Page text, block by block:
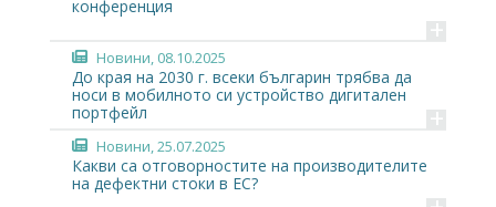
конференция
+
Новини, 08.10.2025
До края на 2030 г. всеки българин трябва да
носи в мобилното си устройство дигитален
портфейл
+
Новини, 25.07.2025
Какви са отговорностите на производителите
на дефектни стоки в ЕС?